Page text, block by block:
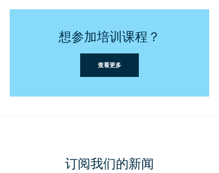
想参加培训课程？
查看更多
订阅我们的新闻